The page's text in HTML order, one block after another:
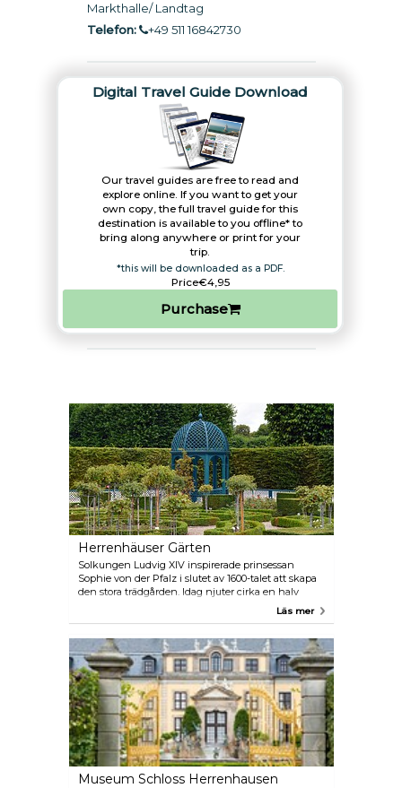
Markthalle/ Landtag
Telefon:
+49 511 16842730
Digital Travel Guide Download
Our travel guides are free to read and
explore online. If you want to get your
own copy, the full travel guide for this
destination is available to you offline* to
bring along anywhere or print for your
trip.​
*this will be downloaded as a PDF.
Price€4,95
Purchase
Herrenhäuser Gärten
Solkungen Ludvig XIV inspirerade prinsessan
Sophie von der Pfalz i slutet av 1600-talet att skapa
den stora trädgården. Idag njuter cirka en halv
miljon besökare per år av den barocka trädgården,
Herrenhausen.
Läs mer
Museum Schloss Herrenhausen